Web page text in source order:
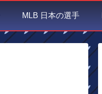
MLB 日本の選手